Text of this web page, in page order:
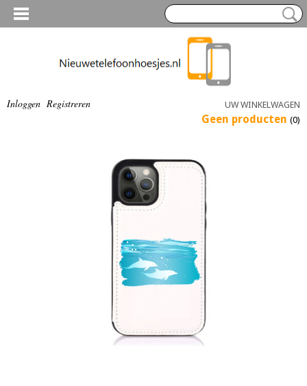
Inloggen Registreren UW WINKELWAGEN
Geen producten (0)